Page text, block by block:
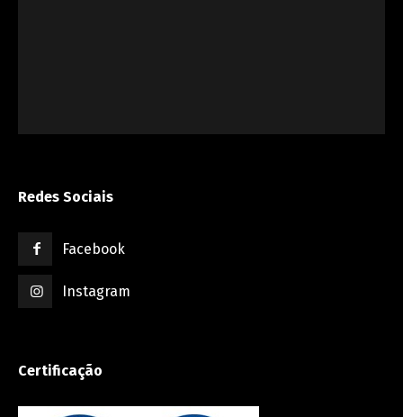
Redes Sociais
Facebook
Instagram
Certificação